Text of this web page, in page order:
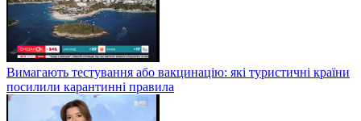
Вимагають тестування або вакцинацію: які туристичні країни
посилили карантинні правила